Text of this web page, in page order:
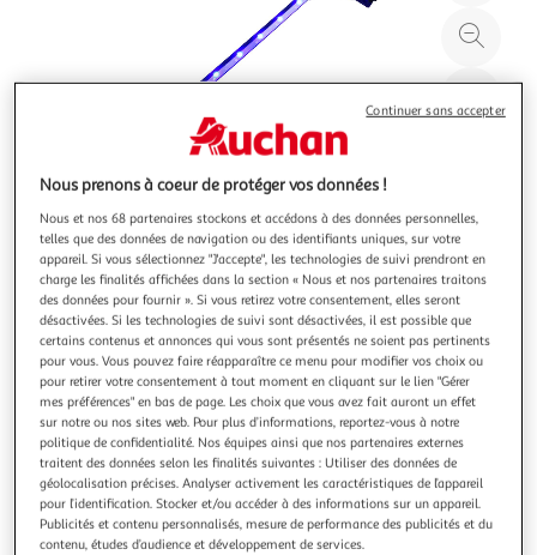
à
100
le
Illustration
précédente
Illustration
suivante
VIDAXL
Lampe a LED d'aquarium avec pinces 55-70 cm Bleu
et blanc
Notre lampe d'aquarium avec un aspect mince, moderne et
concis, avec pince reglable, est excellente pour les plantes
aquatiques et peut decorer dans divers scenarios tels que
le vivier, l'aquarium, le jardin a eau d'interieur, les reservoirs
de plantes d'interieur, etc. Les LED super brillantes et e
En savoir +
Vendu parMultishop
Livraison dès 5/6 jours
Nous prenons à coeur de protéger vos données !
Nous et nos 68 partenaires stockons et accédons à des données personnelles,
telles que des données de navigation ou des identifiants uniques, sur votre
appareil. Si vous sélectionnez "J'accepte", les technologies de suivi prendront en
charge les finalités affichées dans la section « Nous et nos partenaires traitons
des données pour fournir ». Si vous retirez votre consentement, elles seront
désactivées. Si les technologies de suivi sont désactivées, il est possible que
certains contenus et annonces qui vous sont présentés ne soient pas pertinents
pour vous. Vous pouvez faire réapparaître ce menu pour modifier vos choix ou
pour retirer votre consentement à tout moment en cliquant sur le lien "Gérer
mes préférences" en bas de page. Les choix que vous avez fait auront un effet
sur notre ou nos sites web. Pour plus d’informations, reportez-vous à notre
politique de confidentialité. Nos équipes ainsi que nos partenaires externes
traitent des données selon les finalités suivantes : Utiliser des données de
géolocalisation précises. Analyser activement les caractéristiques de l’appareil
pour l’identification. Stocker et/ou accéder à des informations sur un appareil.
Publicités et contenu personnalisés, mesure de performance des publicités et du
contenu, études d’audience et développement de services.
Continuer sans accepter